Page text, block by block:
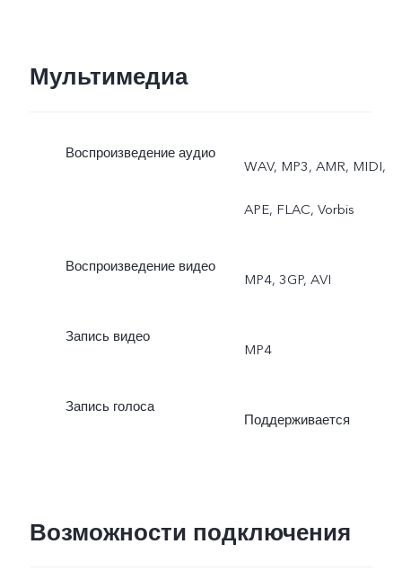
Мультимедиа
Воспроизведение аудио
WAV, MP3, AMR, MIDI,
APE, FLAC, Vorbis
Воспроизведение видео
MP4, 3GP, AVI
Запись видео
MP4
Запись голоса
Поддерживается
Возможности подключения